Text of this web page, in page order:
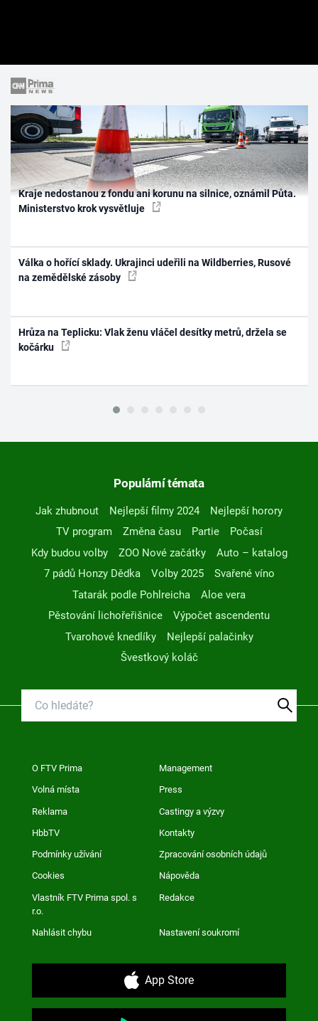
Kraje nedostanou z fondu ani korunu na silnice, oznámil Půta.
Ministerstvo krok vysvětluje
Válka o hořící sklady. Ukrajinci udeřili na Wildberries, Rusové
na zemědělské zásoby
Hrůza na Teplicku: Vlak ženu vláčel desítky metrů, držela se
kočárku
Populární témata
Jak zhubnout Nejlepší filmy 2024
Nejlepší horory
TV program
Změna času Partie
Počasí
Kdy budou volby
ZOO Nové začátky
Auto – katalog
7 pádů Honzy Dědka
Volby 2025
Svařené víno
Tatarák podle Pohlreicha
Aloe vera
Pěstování lichořeřišnice
Výpočet ascendentu
Tvarohové knedlíky
Nejlepší palačinky
Švestkový koláč
O FTV Prima Management
Volná místa Press
Reklama Castingy a výzvy
HbbTV Kontakty
Podmínky užívání Zpracování osobních údajů
Cookies Nápověda
Vlastník FTV Prima spol. s
r.o.
Redakce
Nahlásit chybu Nastavení soukromí
App Store